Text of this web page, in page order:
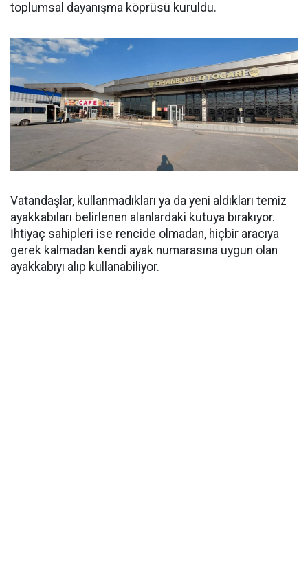
toplumsal dayanışma köprüsü kuruldu.
Vatandaşlar, kullanmadıkları ya da yeni aldıkları temiz
ayakkabıları belirlenen alanlardaki kutuya bırakıyor.
İhtiyaç sahipleri ise rencide olmadan, hiçbir aracıya
gerek kalmadan kendi ayak numarasına uygun olan
ayakkabıyı alıp kullanabiliyor.